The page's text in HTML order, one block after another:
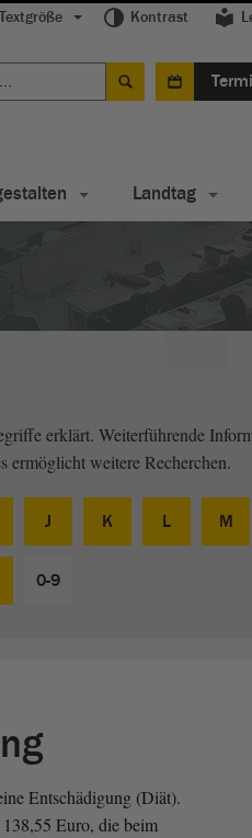
Textgröße Kontrast
Landtag
erklärt. Weiterführende
ermöglicht weitere Recherchen.
J K L M
0-9
Entschädigung (Diät).
Euro, die beim